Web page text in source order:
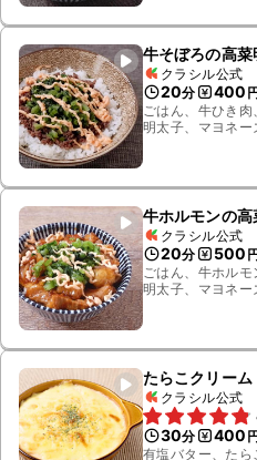
牛そぼろの高
クラシル公式
20分 400
ごはん、牛ひき肉
明太子、マヨネー
牛ホルモンの
クラシル公式
20分 500
ごはん、牛ホルモ
明太子、マヨネー
たらこクリーム
クラシル公式
30分 400
有塩バター、た